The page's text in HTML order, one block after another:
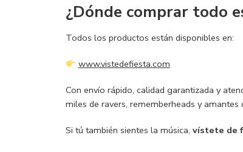
¿Dónde comprar todo
Todos los productos están disponibles en:
www.vistedefiesta.com
Con envío rápido, calidad garantizada y
miles de ravers, rememberheads y amantes
Si tú también sientes la música, vístete de